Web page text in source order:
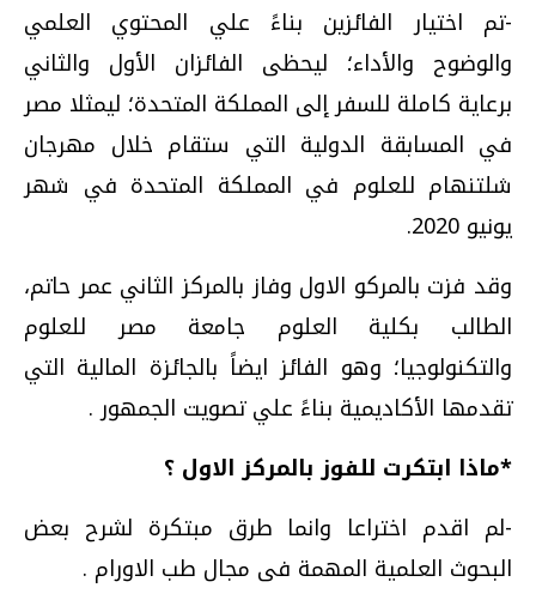
-تم اختيار الفائزين بناءً علي المحتوي العلمي
والوضوح والأداء؛ ليحظى الفائزان الأول والثاني
برعاية كاملة للسفر إلى المملكة المتحدة؛ ليمثلا مصر
في المسابقة الدولية التي ستقام خلال مهرجان
شلتنهام للعلوم في المملكة المتحدة في شهر
يونيو 2020.
وقد فزت بالمركو الاول وفاز بالمركز الثاني عمر حاتم،
الطالب بكلية العلوم جامعة مصر للعلوم
والتكنولوجيا؛ وهو الفائز ايضاً بالجائزة المالية التي
تقدمها الأكاديمية بناءً علي تصويت الجمهور .
*ماذا ابتكرت للفوز بالمركز الاول ؟
-لم اقدم اختراعا وانما طرق مبتكرة لشرح بعض
البحوث العلمية المهمة فى مجال طب الاورام .